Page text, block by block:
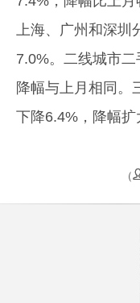
上海、广州和深圳
7.0%。二线城市二
降幅与上月相同。
下降6.4%，降幅扩
（